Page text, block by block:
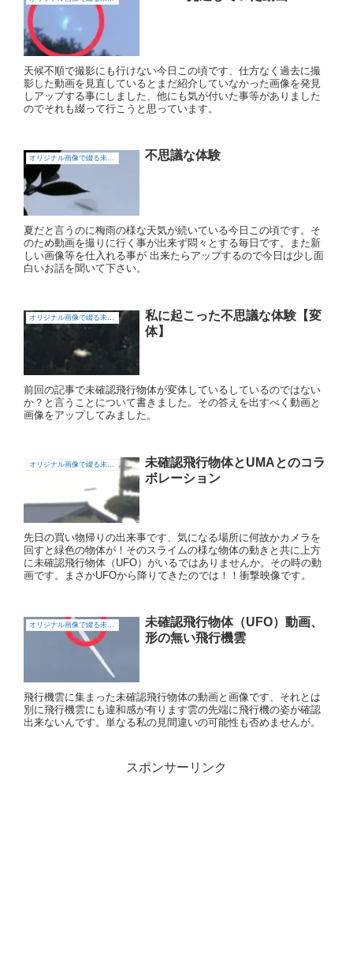
天候不順で撮影にも行けない今日この頃です、仕方なく過去に撮
影した動画を見直しているとまだ紹介していなかった画像を発見
しアップする事にしました、他にも気が付いた事等がありました
のでそれも綴って行こうと思っています。
オリジナル画像で綴る未確認飛行物体（UFO) 不思議な体験
夏だと言うのに梅雨の様な天気が続いている今日この頃です。そ
のため動画を撮りに行く事が出来ず悶々とする毎日です。また新
しい画像等を仕入れる事が 出来たらアップするので今日は少し面
白いお話を聞いて下さい。
オリジナル画像で綴る未確認飛行物体（UFO)
私に起こった不思議な体験【変
体】
前回の記事で未確認飛行物体が変体しているしているのではない
か？と言うことについて書きました。その答えを出すべく動画と
画像をアップしてみました。
オリジナル画像で綴る未確認飛行物体（UFO)
未確認飛行物体とUMAとのコラ
ボレーション
先日の買い物帰りの出来事です、気になる場所に何故かカメラを
回すと緑色の物体が！そのスライムの様な物体の動きと共に上方
に未確認飛行物体（UFO）がいるではありませんか。その時の動
画です。まさかUFOから降りてきたのでは！！衝撃映像です。
オリジナル画像で綴る未確認飛行物体（UFO)
未確認飛行物体（UFO）動画、
形の無い飛行機雲
飛行機雲に集まった未確認飛行物体の動画と画像です、それとは
別に飛行機雲にも違和感が有ります雲の先端に飛行機の姿が確認
出来ないんです。単なる私の見間違いの可能性も否めませんが。
スポンサーリンク